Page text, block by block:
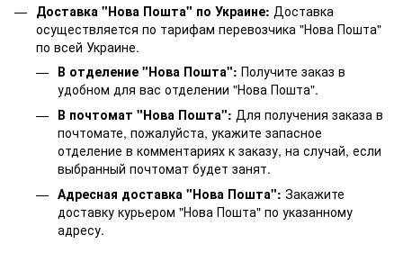
Доставка "Нова Пошта" по Украине: Доставка
осуществляется по тарифам перевозчика "Нова Пошта"
по всей Украине.
В отделение "Нова Пошта": Получите заказ в
удобном для вас отделении "Нова Пошта".
В почтомат "Нова Пошта": Для получения заказа в
почтомате, пожалуйста, укажите запасное
отделение в комментариях к заказу, на случай, если
выбранный почтомат будет занят.
Адресная доставка "Нова Пошта": Закажите
доставку курьером "Нова Пошта" по указанному
адресу.